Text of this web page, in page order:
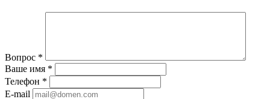
Вопрос *
Ваше имя *
Телефон *
E-mail